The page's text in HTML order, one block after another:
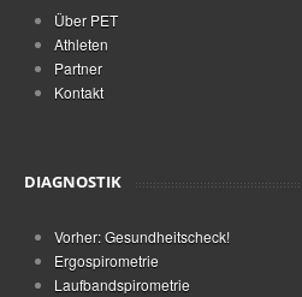
Über PET
Athleten
Partner
Kontakt
DIAGNOSTIK
Vorher: Gesundheitscheck!
Ergospirometrie
Laufbandspirometrie